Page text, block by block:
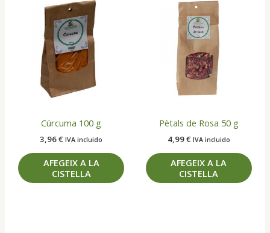
Cúrcuma 100 g
3,96€ IVA incluido
AFEGEIX A LA
CISTELLA
Pètals de Rosa 50 g
4,99€ IVA incluido
AFEGEIX A LA
CISTELLA